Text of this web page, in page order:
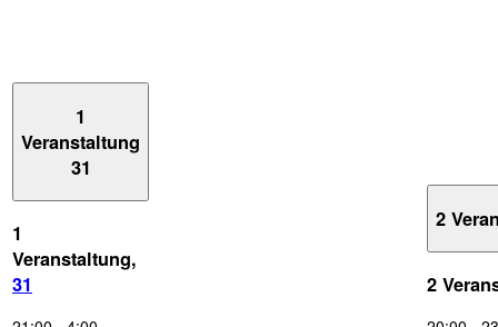
1
Veranstaltung
31
1
Veranstaltung,
31
2
2